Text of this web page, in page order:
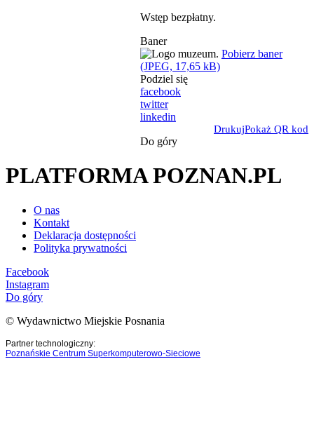
Wstęp bezpłatny.
Baner
Pobierz baner
(JPEG, 17,65 kB)
Podziel się
facebook
twitter
linkedin
DrukujPokaż QR kod
Do góry
PLATFORMA POZNAN.PL
O nas
Kontakt
Deklaracja dostępności
Polityka prywatności
Facebook
Instagram
Do góry
© Wydawnictwo Miejskie Posnania
Partner technologiczny:
Poznańskie Centrum Superkomputerowo-Sieciowe